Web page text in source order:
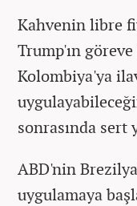
Kahvenin libre
Trump'ın
Kolombiya'ya
sonrasında sert
ABD'nin
uygulamaya